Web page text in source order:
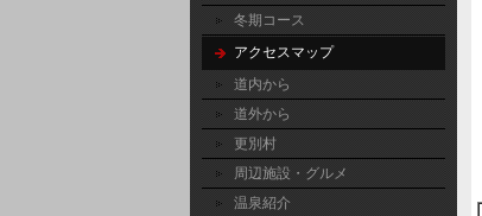
冬期コース
アクセスマップ
道内から
道外から
更別村
周辺施設・グルメ
温泉紹介